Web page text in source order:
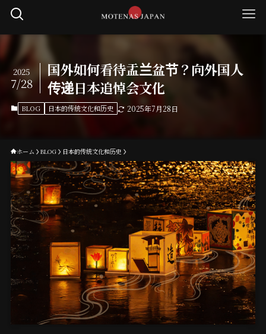
国外如何看待盂兰盆节？向外国人
传递日本追悼会文化
2025
7/28
BLOG 日本的传统文化和历史 2025年7月28日
ホーム BLOG 日本的传统文化和历史